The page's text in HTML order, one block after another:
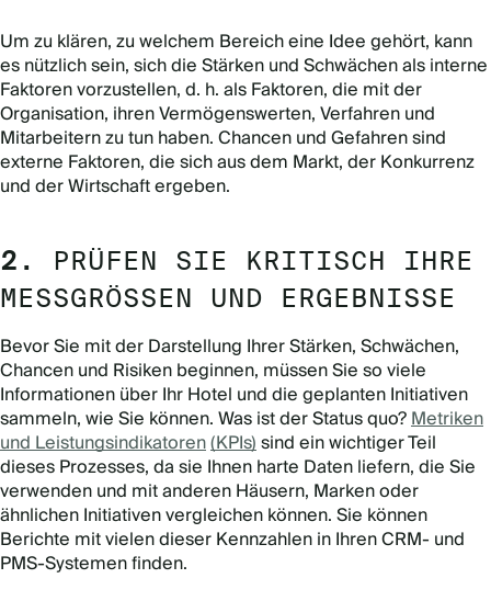
Um zu klären, zu welchem Bereich eine Idee gehört, kann
es nützlich sein, sich die Stärken und Schwächen als interne
Faktoren vorzustellen, d. h. als Faktoren, die mit der
Organisation, ihren Vermögenswerten, Verfahren und
Mitarbeitern zu tun haben. Chancen und Gefahren sind
externe Faktoren, die sich aus dem Markt, der Konkurrenz
und der Wirtschaft ergeben.
2.
PRÜFEN SIE KRITISCH IHRE
MESSGRÖSSEN UND ERGEBNISSE
Bevor Sie mit der Darstellung Ihrer Stärken, Schwächen,
Chancen und Risiken beginnen, müssen Sie so viele
Informationen über Ihr Hotel und die geplanten Initiativen
sammeln, wie Sie können. Was ist der Status quo?Metriken
und Leistungsindikatoren(KPIs)sind ein wichtiger Teil
dieses Prozesses, da sie Ihnen harte Daten liefern, die Sie
verwenden und mit anderen Häusern, Marken oder
ähnlichen Initiativen vergleichen können. Sie können
Berichte mit vielen dieser Kennzahlen in Ihren CRM- und
PMS-Systemen finden.